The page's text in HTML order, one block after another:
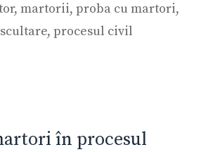
, martorii, proba cu martori,
, procesul civil
în procesul